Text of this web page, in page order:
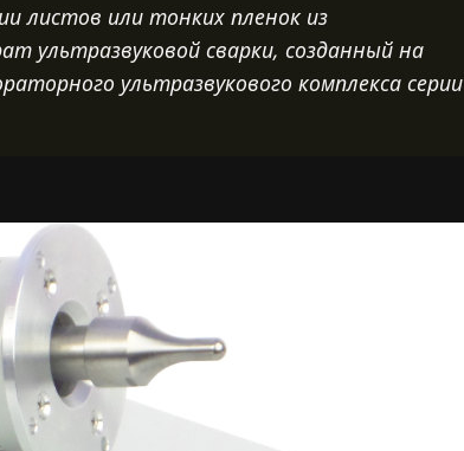
листов или тонких пленок из
ультразвуковой сварки, созданный на
ультразвукового комплекса серии